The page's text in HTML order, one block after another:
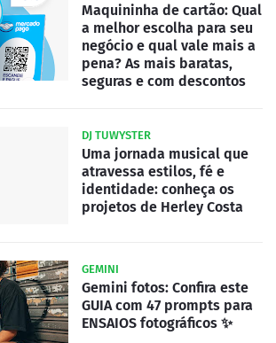
Maquininha de cartão: Qual
a melhor escolha para seu
negócio e qual vale mais a
pena? As mais baratas,
seguras e com descontos
DJ TUWYSTER
Uma jornada musical que
atravessa estilos, fé e
identidade: conheça os
projetos de Herley Costa
GEMINI
Gemini fotos: Confira este
GUIA com 47 prompts para
ENSAIOS fotográficos ✨